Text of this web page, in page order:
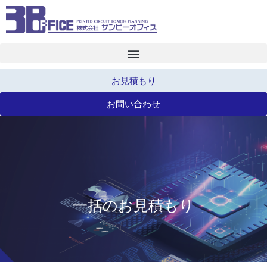
お見積もり
お問い合わせ
一括のお見積もり